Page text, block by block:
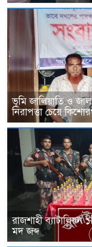
ভূমি জালিয়াতি ও
নিরাপত্তা চেয়ে
রাজশাহী ব্যাটালিয়ন
মদ জব্দ